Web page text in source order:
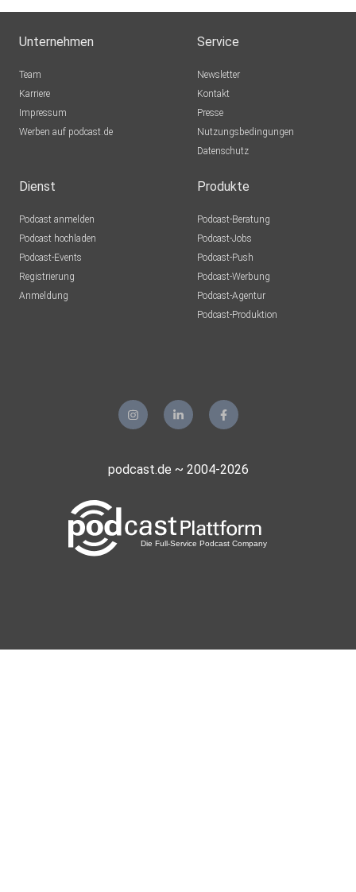
Unternehmen
Team
Karriere
Impressum
Werben auf podcast.de
Service
Newsletter
Kontakt
Presse
Nutzungsbedingungen
Datenschutz
Dienst
Podcast anmelden
Podcast hochladen
Podcast-Events
Registrierung
Anmeldung
Produkte
Podcast-Beratung
Podcast-Jobs
Podcast-Push
Podcast-Werbung
Podcast-Agentur
Podcast-Produktion
podcast.de ~ 2004-2026